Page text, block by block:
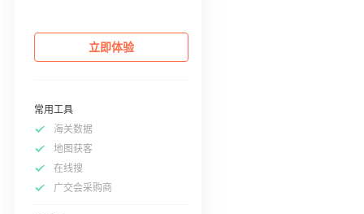
立即体验
常用工具
海关数据
地图获客
在线搜
广交会采购商